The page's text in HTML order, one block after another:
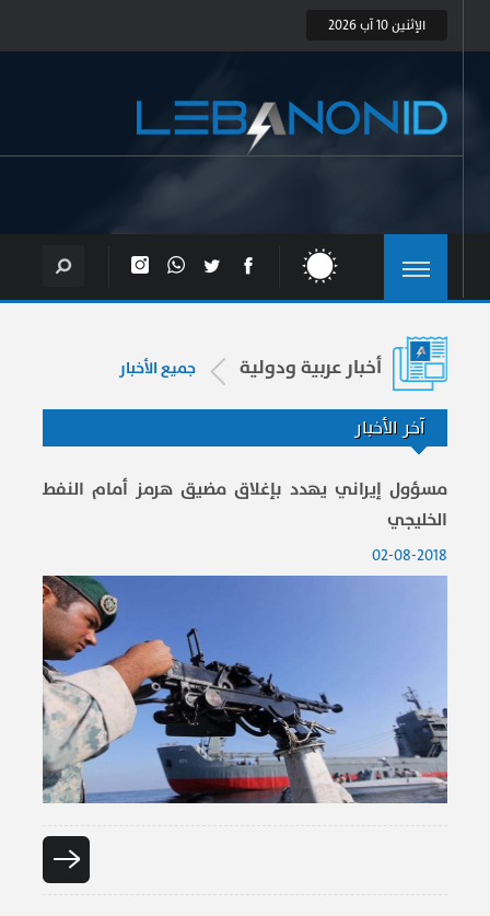
الإثنين 10 آب 2026
أخبار عربية ودولية جميع الأخبار
آخر الأخبار
مسؤول إيراني يهدد بإغلاق مضيق هرمز أمام النفط
الخليجي
02-08-2018